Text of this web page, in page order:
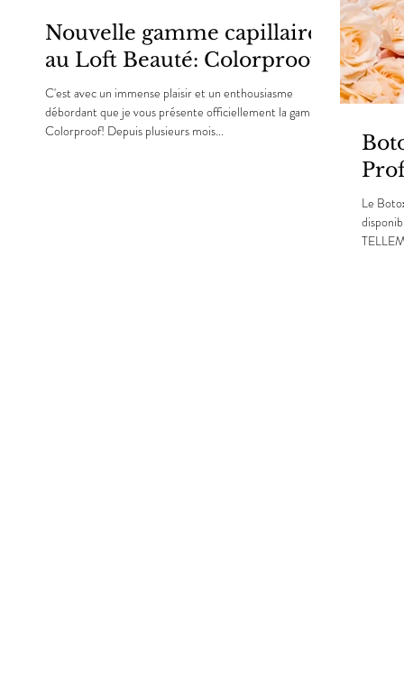
Nouvelle gamme capillaire
au Loft Beauté: Colorproof
C'est avec un immense plaisir et un enthousiasme
débordant que je vous présente officiellement la gamme
Colorproof! Depuis plusieurs mois...
Le